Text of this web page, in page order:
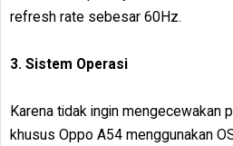
refresh rate sebesar 60Hz.
3. Sistem Operasi
Karena tidak ingin mengecewakan
khusus Oppo A54 menggunakan